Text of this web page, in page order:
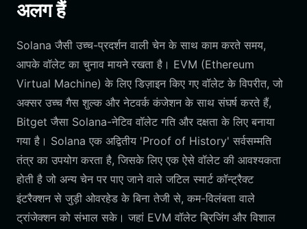
अलग हैं
Solana जैसी उच्च-प्रदर्शन वाली चेन के साथ काम करते समय,
आपके वॉलेट का चुनाव मायने रखता है। EVM (Ethereum
Virtual Machine) के लिए डिज़ाइन किए गए वॉलेट के विपरीत, जो
अक्सर उच्च गैस शुल्क और नेटवर्क कंजेशन के साथ संघर्ष करते हैं,
Bitget जैसा Solana-नेटिव वॉलेट गति और दक्षता के लिए बनाया
गया है। Solana एक अद्वितीय 'Proof of History' सर्वसम्मति
तंत्र का उपयोग करता है, जिसके लिए एक ऐसे वॉलेट की आवश्यकता
होती है जो अन्य चेन पर पाए जाने वाले जटिल स्मार्ट कॉन्ट्रैक्ट
इंटरैक्शन से जुड़ी ओवरहेड के बिना तेजी से, कम-विलंबता वाले
ट्रांजेक्शन को संभाल सके। जहां EVM वॉलेट ब्रिजिंग और विशाल